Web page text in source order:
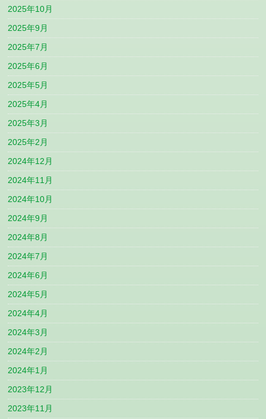
2025年10月
2025年9月
2025年7月
2025年6月
2025年5月
2025年4月
2025年3月
2025年2月
2024年12月
2024年11月
2024年10月
2024年9月
2024年8月
2024年7月
2024年6月
2024年5月
2024年4月
2024年3月
2024年2月
2024年1月
2023年12月
2023年11月